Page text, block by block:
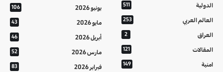
الدولية 511
العالم العربي 253
العراق 2
المقالات 121
امنية 149
يونيو 2026 106
مايو 2026 43
أبريل 2026 46
مارس 2026 52
فبراير 2026 83